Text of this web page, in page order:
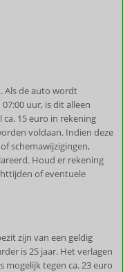
Als de auto wordt
uur, is dit alleen
15 euro in rekening
voldaan. Indien deze
schemawijzigingen,
Houd er rekening
of eventuele
zijn van een geldig
is 25 jaar. Het verlagen
mogelijk tegen ca. 23 euro